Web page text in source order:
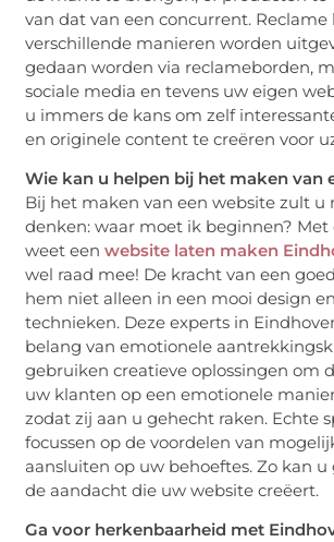
van dat van een concurrent. Reclame
verschillende manieren worden
gedaan worden via reclameborden,
sociale media en tevens uw eigen
u immers de kans om zelf
en originele content te creëren voor
Wie kan u helpen bij het maken van
Bij het maken van een website zult u
denken: waar moet ik beginnen? Met
weet eenwebsite laten maken
wel raad mee! De kracht van een
hem niet alleen in een mooi design
technieken. Deze experts in
belang van emotionele
gebruiken creatieve oplossingen om
uw klanten op een emotionele
zodat zij aan u gehecht raken. Echte
focussen op de voordelen van
aansluiten op uw behoeftes. Zo kan u
de aandacht die uw website creëert.
Ga voor herkenbaarheid met